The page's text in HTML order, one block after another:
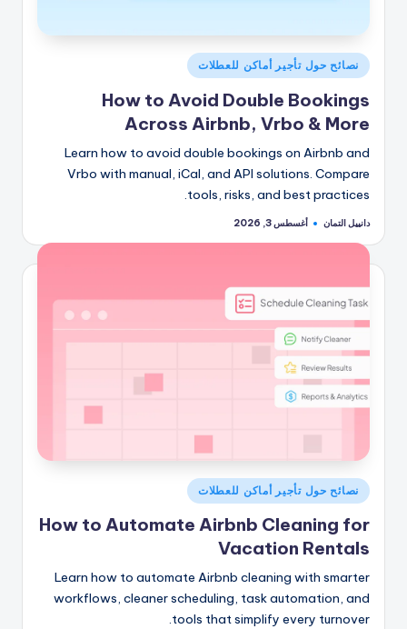
نُشر
في
نصائح حول تأجير أماكن للعطلات
How to Avoid Double Bookings
Across Airbnb, Vrbo & More
Learn how to avoid double bookings on Airbnb and
Vrbo with manual, iCal, and API solutions. Compare
tools, risks, and best practices.
تمّ
بواسطة
دانييل التمان أغسطس 3, 2026
نُشر
في
نصائح حول تأجير أماكن للعطلات
How to Automate Airbnb Cleaning for
Vacation Rentals
Learn how to automate Airbnb cleaning with smarter
workflows, cleaner scheduling, task automation, and
tools that simplify every turnover.